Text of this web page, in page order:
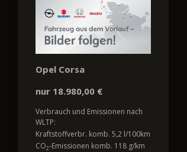
Opel Corsa
nur 18.980,00 €
Verbrauch und Emissionen nach
WLTP:
Kraftstoffverbr. komb. 5,2 l/100km
CO2-Emissionen komb. 118 g/km